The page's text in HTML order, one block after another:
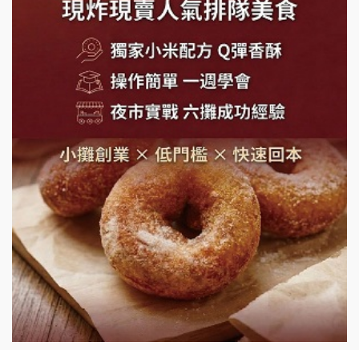
手作功夫茶加盟說明會
SHARE TEA歇腳亭加盟說明會
潮味決-湯滷專門店加盟說明會
鬍子茶加盟說明會
鮮茶道加盟說明會
微風亭鐵板燒加盟說明會
漫步藍咖啡加盟說明會
明石章魚燒加盟說明會
出櫃加盟說明會